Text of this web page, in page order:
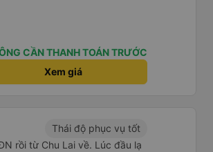
CẦN THANH TOÁN TRƯỚC
Xem giá
Thái độ phục vụ tốt
rồi từ Chu Lai về. Lúc đầu lạ